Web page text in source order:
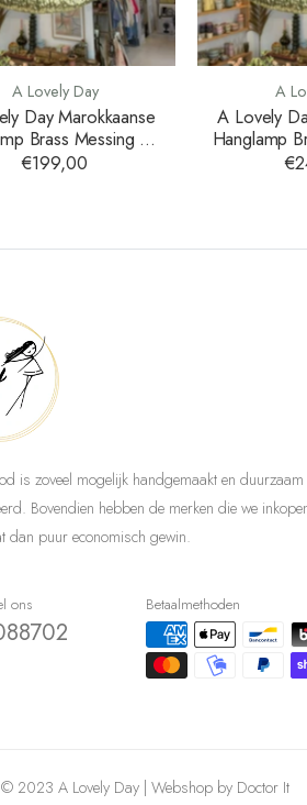
A Lovely Day
Day Marokkaanse
Brass Messing 60
cm
€199,00
A
A Lovely
Hanglamp
is zoveel mogelijk handgemaakt en duurzaam
Bovendien hebben de merken die we
dan puur economisch gewin.
ons Betaalmethoden
2023 A Lovely Day | Webshop by Doctor It